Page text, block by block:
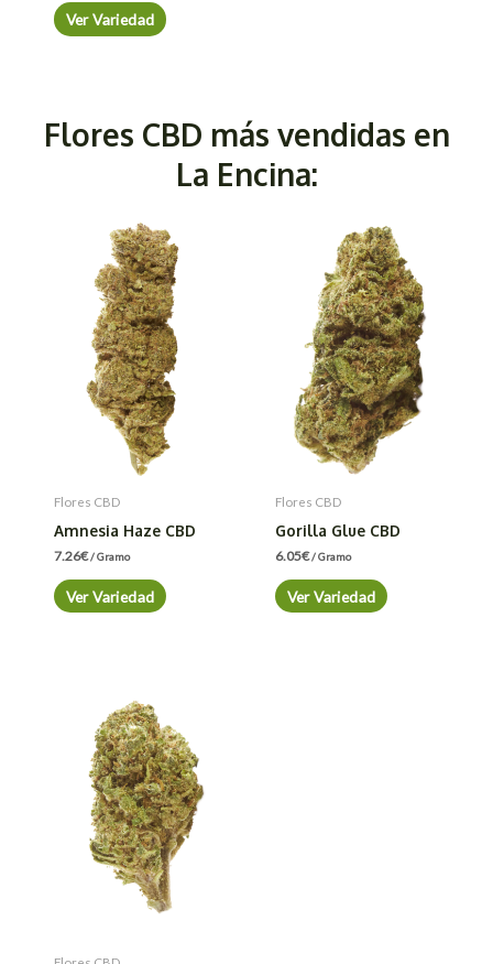
Ver Variedad
Flores CBD más vendidas en
La Encina:
Flores CBD
Amnesia Haze CBD
7.26€/ Gramo
Ver Variedad
Flores CBD
Gorilla Glue CBD
6.05€/ Gramo
Ver Variedad